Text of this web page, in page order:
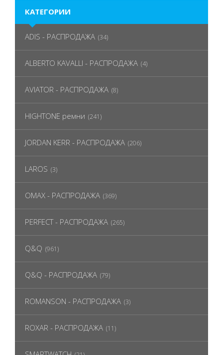
КАТЕГОРИИ
ADIS - РАСПРОДАЖА (34)
ALBERTO KAVALLI - РАСПРОДАЖА (4)
AVIATOR - РАСПРОДАЖА (8)
HIGHTONE ремни (241)
JORDAN KERR - РАСПРОДАЖА (206)
LAROS (3)
OMAX - РАСПРОДАЖА (369)
PERFECT - РАСПРОДАЖА (265)
Q&Q (961)
Q&Q - РАСПРОДАЖА (79)
ROMANSON - РАСПРОДАЖА (3)
ROXAR - РАСПРОДАЖА (11)